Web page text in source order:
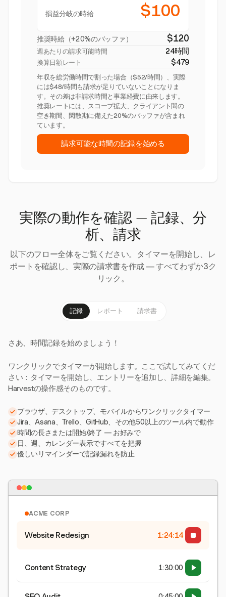
損益分岐の時給 $100
推奨時給（+20%のバッファ） $120
週あたりの請求可能時間 24時間
換算日額レート $479
年収を総労働時間で割った場合（$52/時間）、実際
には$48/時間も請求が足りていないことになりま
す。その差は非請求時間と事業経費に由来します。
推奨レートには、スコープ拡大、クライアント間の
空き期間、閑散期に備えた20%のバッファが含まれ
ています。
請求可能な時間の記録を始める
実際の動作を確認 — 記録、分
析、請求
以下のフロー全体をご覧ください。タイマーを開始し、レ
ポートを確認し、実際の請求書を作成 — すべてわずか3ク
リック。
記録 レポート 請求書
さあ、時間記録を始めましょう！
ワンクリックでタイマーが開始します。ここで試してみてくだ
さい：タイマーを開始し、エントリーを追加し、詳細を編集。
Harvestの操作感そのものです。
ブラウザ、デスクトップ、モバイルからワンクリックタイマー
Jira、Asana、Trello、GitHub、その他50以上のツール内で動作
時間の長さまたは開始/終了 — お好みで
日、週、カレンダー表示ですべてを把握
優しいリマインダーで記録漏れを防止
ACME CORP
Website Redesign 1:24:15
Content Strategy 1:30:00